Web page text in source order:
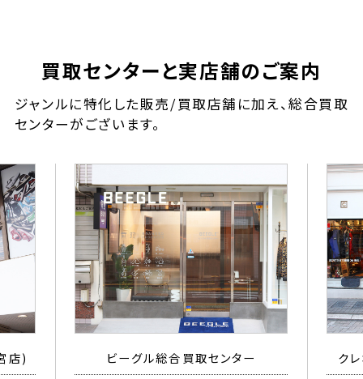
買取センターと実店舗のご案内
ジャンルに特化した販売/買取店舗に加え、総合買取
センターがございます。
店) ビーグル総合買取センター ク